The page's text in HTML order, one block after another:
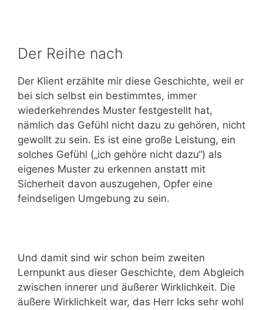
Der Reihe nach
Der Klient erzählte mir diese Geschichte, weil er
bei sich selbst ein bestimmtes, immer
wiederkehrendes Muster festgestellt hat,
nämlich das Gefühl nicht dazu zu gehören, nicht
gewollt zu sein. Es ist eine große Leistung, ein
solches Gefühl („ich gehöre nicht dazu“) als
eigenes Muster zu erkennen anstatt mit
Sicherheit davon auszugehen, Opfer eine
feindseligen Umgebung zu sein.
Und damit sind wir schon beim zweiten
Lernpunkt aus dieser Geschichte, dem Abgleich
zwischen innerer und äußerer Wirklichkeit. Die
äußere Wirklichkeit war, das Herr Icks sehr wohl